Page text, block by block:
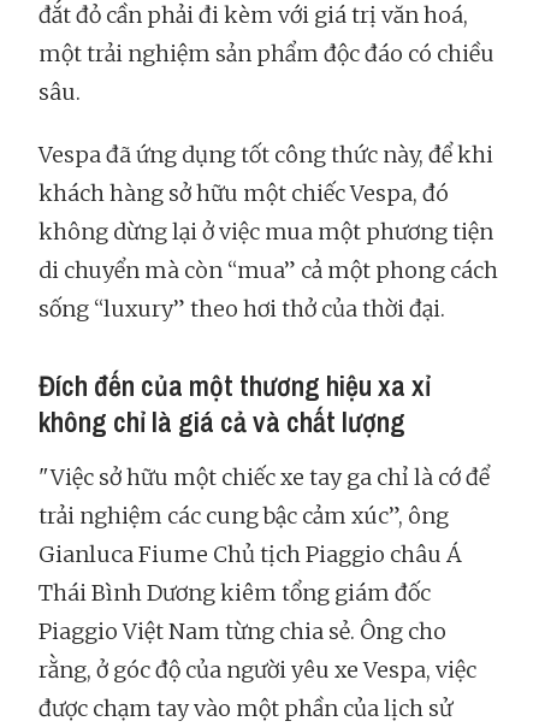
đắt đỏ cần phải đi kèm với giá trị văn hoá,
một trải nghiệm sản phẩm độc đáo có chiều
sâu.
Vespa đã ứng dụng tốt công thức này, để khi
khách hàng sở hữu một chiếc Vespa, đó
không dừng lại ở việc mua một phương tiện
di chuyển mà còn “mua” cả một phong cách
sống “luxury” theo hơi thở của thời đại.
Đích đến của một thương hiệu xa xỉ
không chỉ là giá cả và chất lượng
"Việc sở hữu một chiếc xe tay ga chỉ là cớ để
trải nghiệm các cung bậc cảm xúc”, ông
Gianluca Fiume Chủ tịch Piaggio châu Á
Thái Bình Dương kiêm tổng giám đốc
Piaggio Việt Nam từng chia sẻ. Ông cho
rằng, ở góc độ của người yêu xe Vespa, việc
được chạm tay vào một phần của lịch sử